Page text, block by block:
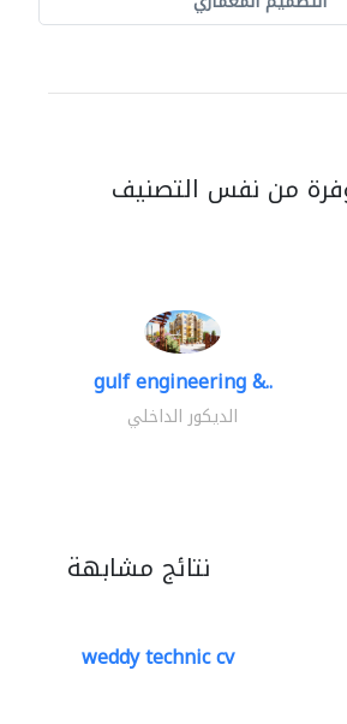
من نفس التصنيف
gulf engineering &..
الديكور الداخلي
نتائج مشابهة
weddy technic cv